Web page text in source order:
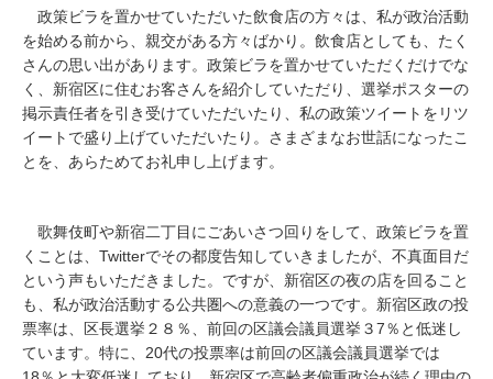
政策ビラを置かせていただいた飲食店の方々は、私が政治活動
を始める前から、親交がある方々ばかり。飲食店としても、たく
さんの思い出があります。政策ビラを置かせていただくだけでな
く、新宿区に住むお客さんを紹介していただり、選挙ポスターの
掲示責任者を引き受けていただいたり、私の政策ツイートをリツ
イートで盛り上げていただいたり。さまざまなお世話になったこ
とを、あらためてお礼申し上げます。
歌舞伎町や新宿二丁目にごあいさつ回りをして、政策ビラを置
くことは、Twitterでその都度告知していきましたが、不真面目だ
という声もいただきました。ですが、新宿区の夜の店を回ること
も、私が政治活動する公共圏への意義の一つです。新宿区政の投
票率は、区長選挙２８％、前回の区議会議員選挙３7％と低迷し
ています。特に、20代の投票率は前回の区議会議員選挙では